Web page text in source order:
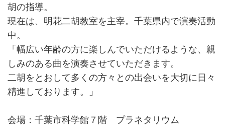
胡の指導。
現在は、明花二胡教室を主宰。千葉県内で演奏活動
中。
「幅広い年齢の方に楽しんでいただけるような、親
しみのある曲を演奏させていただきます。
二胡をとおして多くの方々との出会いを大切に日々
精進しております。」
会場：千葉市科学館７階 プラネタリウム